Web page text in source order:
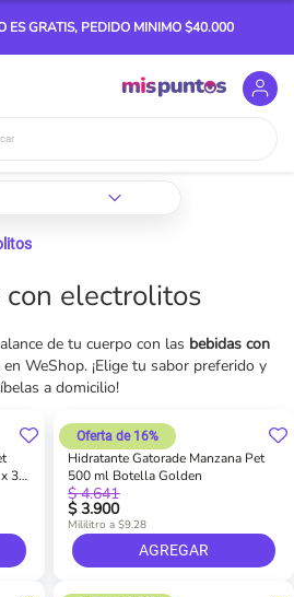
ES GRATIS, PEDIDO MINIMO $40.000
con electrolitos
de tu cuerpo con las bebidas con
WeShop. ¡Elige tu sabor preferido y
a domicilio!
3
Hidratante Gatorade Manzana Pet
500 ml Botella Golden
Oferta de 16%
$ 4.641
$ 3.900
Mililitro a $9.28
AGREGAR